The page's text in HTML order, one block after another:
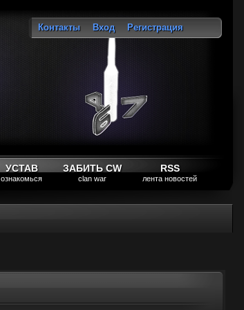
Контакты Вход
Регистрация
УСТАВ
ознакомься
ЗАБИТЬ CW
clan war
RSS
лента новостей